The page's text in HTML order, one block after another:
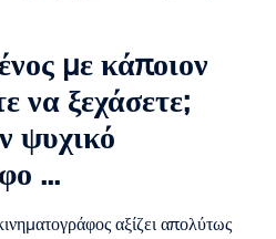
με κάποιον
να ξεχάσετε;
ψυχικό
...
αξίζει απολύτως